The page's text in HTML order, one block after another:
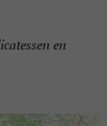
en